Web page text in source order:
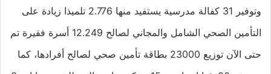
وتوفير 31 كفالة مدرسية يستفيد منها 2.776 تلميذا زيادة على
التأمين الصحي الشامل والمجاني لصالح 12.249 أسرة فقيرة تم
حتى الآن توزيع 23000 بطاقة تأمين صحي لصالح أفرادها، كما